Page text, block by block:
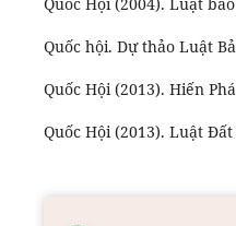
Quốc hội. Dự thảo Luật
Quốc Hội (2013). Hiến
Quốc Hội (2013). Luật